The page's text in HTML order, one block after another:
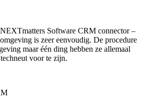
Software CRM connector –
is zeer eenvoudig. De procedure
maar één ding hebben ze allemaal
voor te zijn.